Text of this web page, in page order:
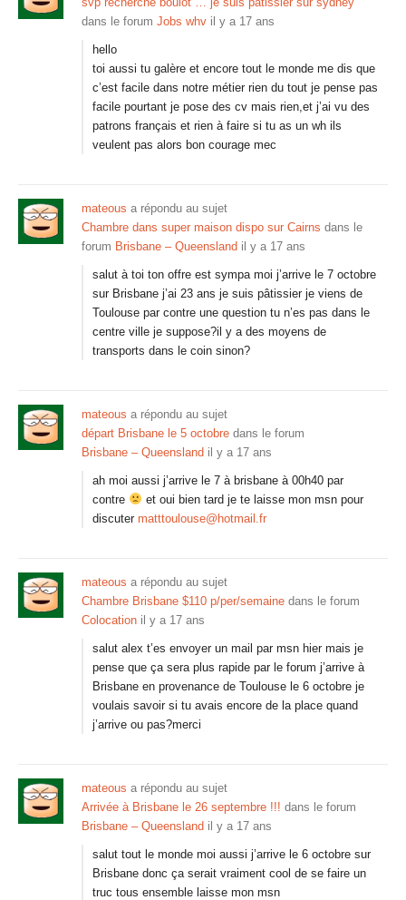
dans le forum Jobs whv il y a 17 ans
hello
toi aussi tu galère et encore tout le monde me dis que
c’est facile dans notre métier rien du tout je pense pas
facile pourtant je pose des cv mais rien,et j’ai vu des
patrons français et rien à faire si tu as un wh ils
veulent pas alors bon courage mec
mateous a répondu au sujet
Chambre dans super maison dispo sur Cairns dans le
forum Brisbane – Queensland il y a 17 ans
salut à toi ton offre est sympa moi j’arrive le 7 octobre
sur Brisbane j’ai 23 ans je suis pâtissier je viens de
Toulouse par contre une question tu n’es pas dans le
centre ville je suppose?il y a des moyens de
transports dans le coin sinon?
mateous a répondu au sujet
départ Brisbane le 5 octobre dans le forum
Brisbane – Queensland il y a 17 ans
ah moi aussi j’arrive le 7 à brisbane à 00h40 par
contre
et oui bien tard je te laisse mon msn pour
discuter matttoulouse@hotmail.fr
mateous a répondu au sujet
Chambre Brisbane $110 p/per/semaine dans le forum
Colocation il y a 17 ans
salut alex t’es envoyer un mail par msn hier mais je
pense que ça sera plus rapide par le forum j’arrive à
Brisbane en provenance de Toulouse le 6 octobre je
voulais savoir si tu avais encore de la place quand
j’arrive ou pas?merci
mateous a répondu au sujet
Arrivée à Brisbane le 26 septembre !!! dans le forum
Brisbane – Queensland il y a 17 ans
salut tout le monde moi aussi j’arrive le 6 octobre sur
Brisbane donc ça serait vraiment cool de se faire un
truc tous ensemble laisse mon msn